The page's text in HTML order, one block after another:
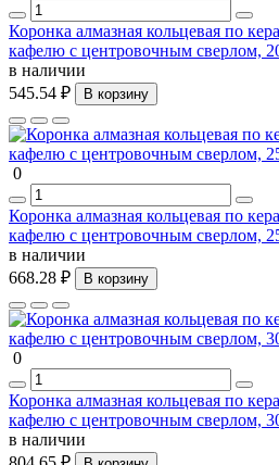
Коронка алмазная кольцевая по
кафелю с центровочным сверлом,
в наличии
545.54 ₽
В корзину
0
Коронка алмазная кольцевая по
кафелю с центровочным сверлом,
в наличии
668.28 ₽
В корзину
0
Коронка алмазная кольцевая по
кафелю с центровочным сверлом,
в наличии